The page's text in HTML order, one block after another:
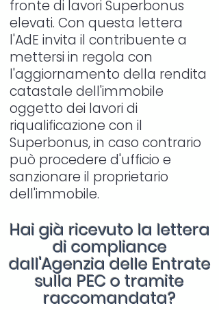
fronte di lavori Superbonus
elevati. Con questa lettera
l'AdE invita il contribuente a
mettersi in regola con
l'aggiornamento della rendita
catastale dell'immobile
oggetto dei lavori di
riqualificazione con il
Superbonus, in caso contrario
può procedere d'ufficio e
sanzionare il proprietario
dell'immobile.
Hai già ricevuto la lettera
di compliance
dall'Agenzia delle Entrate
sulla PEC o tramite
raccomandata?